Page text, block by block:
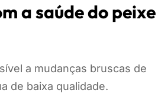
a saúde do peixe
a mudanças bruscas de
de baixa qualidade.